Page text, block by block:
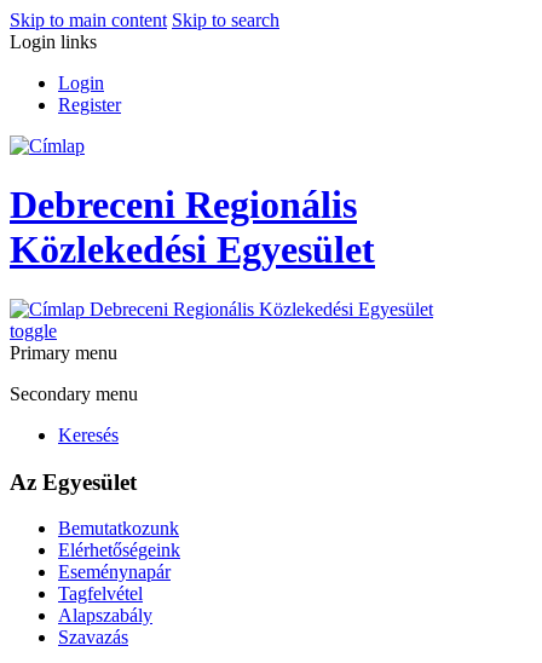
Skip to main content Skip to search
Login links
Login
Register
Debreceni Regionális
Közlekedési Egyesület
Debreceni Regionális Közlekedési Egyesület
toggle
Primary menu
Secondary menu
Keresés
Az Egyesület
Bemutatkozunk
Elérhetőségeink
Eseménynapár
Tagfelvétel
Alapszabály
Szavazás